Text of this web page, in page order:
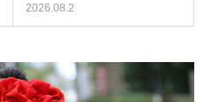
2026.08.2